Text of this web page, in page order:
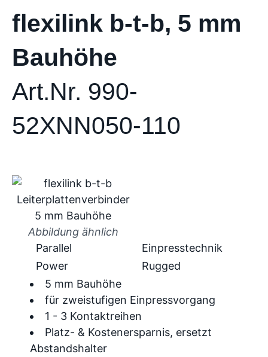
flexilink b-t-b, 5 mm
Bauhöhe
Art.Nr. 990-
52XNN050-110
Abbildung ähnlich
5 mm Bauhöhe
für zweistufigen Einpressvorgang
1 - 3 Kontaktreihen
Platz- & Kostenersparnis, ersetzt
Abstandshalter
Parallel
Einpresstechnik
Power
Rugged